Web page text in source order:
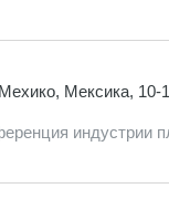
Мехико, Мексика, 10-
индустрии